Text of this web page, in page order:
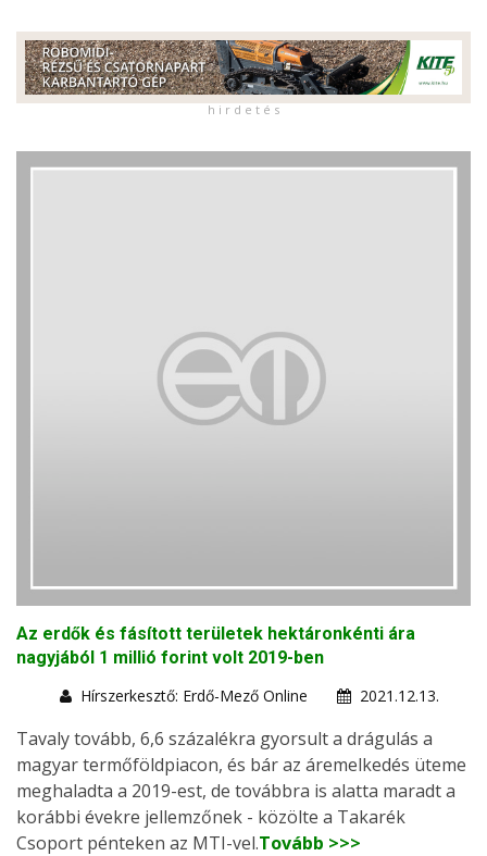
h i r d e t é s
Az erdők és fásított területek hektáronkénti ára
nagyjából 1 millió forint volt 2019-ben
Hírszerkesztő: Erdő-Mező Online
2021.12.13.
Tavaly tovább, 6,6 százalékra gyorsult a drágulás a
magyar termőföldpiacon, és bár az áremelkedés üteme
meghaladta a 2019-est, de továbbra is alatta maradt a
korábbi évekre jellemzőnek - közölte a Takarék
Csoport pénteken az MTI-vel.Tovább >>>